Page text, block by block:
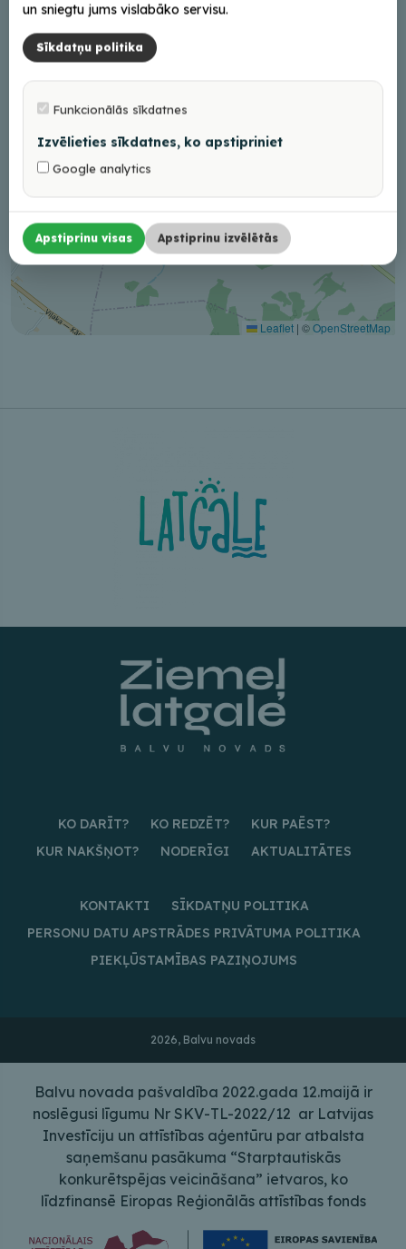
Leaflet | ©OpenStreetMap
KO DARĪT? KO REDZĒT?
KUR PAĒST?
KUR NAKŠŅOT?
NODERĪGI AKTUALITĀTES
KONTAKTI
SĪKDATŅU POLITIKA
PERSONU DATU APSTRĀDES PRIVĀTUMA POLITIKA
PIEKĻŪSTAMĪBAS PAZIŅOJUMS
2026, Balvu novads
Balvu novada pašvaldība 2022.gada 12.maijā ir
noslēgusi līgumu Nr SKV-TL-2022/12 ar Latvijas
Investīciju un attīstības aģentūru par atbalsta
saņemšanu pasākuma “Starptautiskās
konkurētspējas veicināšana” ietvaros, ko
līdzfinansē Eiropas Reģionālās attīstības fonds
un sniegtu jums vislabāko servisu.
Sīkdatņu politika
Funkcionālās sīkdatnes
Izvēlieties sīkdatnes, ko apstipriniet
Google analytics
Apstiprinu visas Apstiprinu izvēlētās